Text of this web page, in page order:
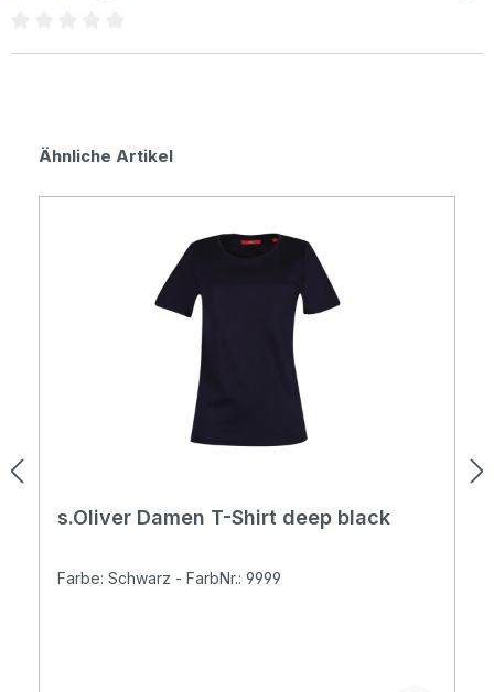
Produktgalerie überspringen
Ähnliche Artikel
s.Oliver Damen T-Shirt deep black
Farbe: Schwarz - FarbNr.: 9999